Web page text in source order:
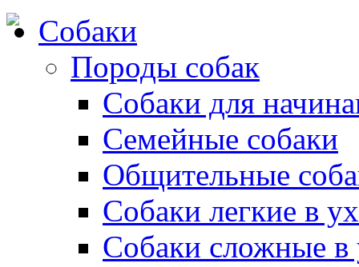
Собаки
Породы собак
Собаки для
Семейные собаки
Общительные
Собаки легкие в
Собаки сложные в